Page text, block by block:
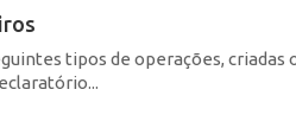
tipos de operações, criadas